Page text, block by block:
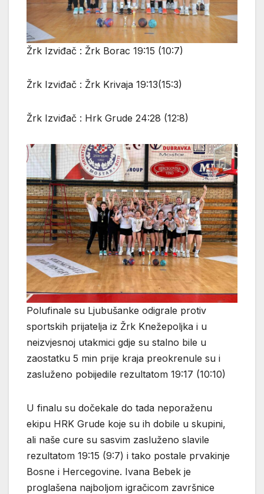
Žrk Izviđač : Žrk Borac 19:15 (10:7)
Žrk Izviđač : Žrk Krivaja 19:13(15:3)
Žrk Izviđač : Hrk Grude 24:28 (12:8)
Polufinale su Ljubušanke odigrale protiv
sportskih prijatelja iz Žrk Knežepoljka i u
neizvjesnoj utakmici gdje su stalno bile u
zaostatku 5 min prije kraja preokrenule su i
zasluženo pobijedile rezultatom 19:17 (10:10)
U finalu su dočekale do tada neporaženu
ekipu HRK Grude koje su ih dobile u skupini,
ali naše cure su sasvim zasluženo slavile
rezultatom 19:15 (9:7) i tako postale prvakinje
Bosne i Hercegovine. Ivana Bebek je
proglašena najboljom igračicom završnice